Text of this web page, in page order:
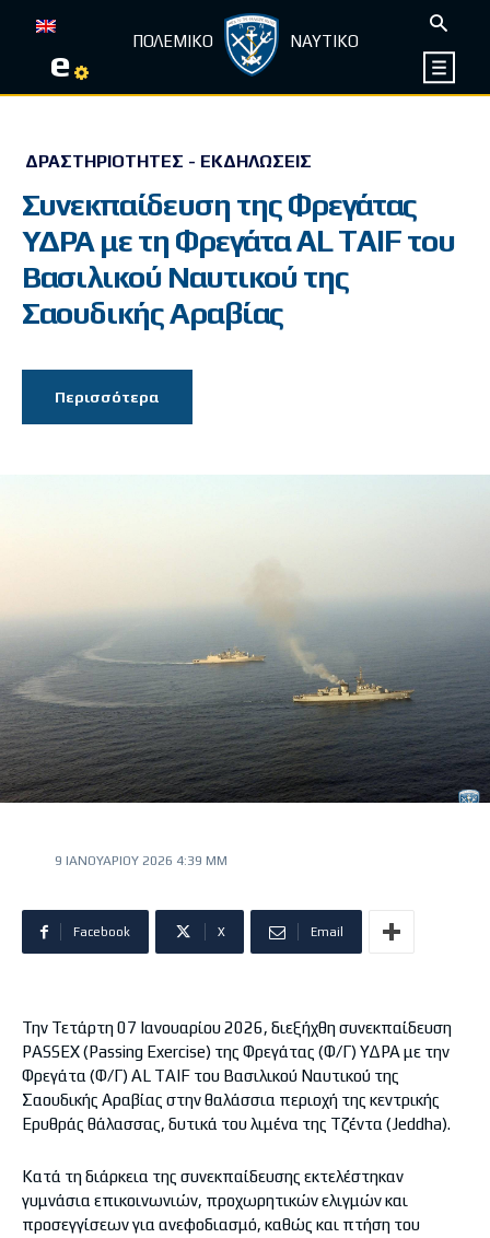
e ΠΟΛΕΜΙΚΟ ΝΑΥΤΙΚΟ
ΔΡΑΣΤΗΡΙΌΤΗΤΕΣ - ΕΚΔΗΛΏΣΕΙΣ
Συνεκπαίδευση της Φρεγάτας
ΥΔΡΑ με τη Φρεγάτα AL TAIF του
Βασιλικού Ναυτικού της
Σαουδικής Αραβίας
Περισσότερα
9 ΙΑΝΟΥΑΡΊΟΥ 2026 4:39 ΜΜ
Facebook X Email
Την Τετάρτη 07 Ιανουαρίου 2026, διεξήχθη συνεκπαίδευση
PASSEX (Passing Exercise) της Φρεγάτας (Φ/Γ) ΥΔΡΑ με την
Φρεγάτα (Φ/Γ) AL TAIF του Βασιλικού Ναυτικού της
Σαουδικής Αραβίας στην θαλάσσια περιοχή της κεντρικής
Ερυθράς θάλασσας, δυτικά του λιμένα της Τζέντα (Jeddha).
Κατά τη διάρκεια της συνεκπαίδευσης εκτελέστηκαν
γυμνάσια επικοινωνιών, προχωρητικών ελιγμών και
προσεγγίσεων για ανεφοδιασμό, καθώς και πτήση του